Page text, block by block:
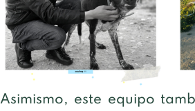
Asimismo, este equipo